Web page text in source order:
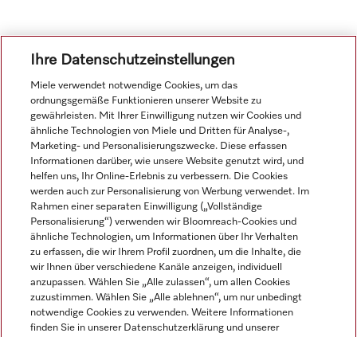
Navigation
Service
Ihre Datenschutzeinstellungen
Miele verwendet notwendige Cookies, um das
ordnungsgemäße Funktionieren unserer Website zu
gewährleisten. Mit Ihrer Einwilligung nutzen wir Cookies und
ähnliche Technologien von Miele und Dritten für Analyse-,
Marketing- und Personalisierungszwecke. Diese erfassen
Informationen darüber, wie unsere Website genutzt wird, und
helfen uns, Ihr Online-Erlebnis zu verbessern. Die Cookies
werden auch zur Personalisierung von Werbung verwendet. Im
Rahmen einer separaten Einwilligung („Vollständige
Personalisierung“) verwenden wir Bloomreach-Cookies und
ähnliche Technologien, um Informationen über Ihr Verhalten
zu erfassen, die wir Ihrem Profil zuordnen, um die Inhalte, die
wir Ihnen über verschiedene Kanäle anzeigen, individuell
anzupassen. Wählen Sie „Alle zulassen“, um allen Cookies
zuzustimmen. Wählen Sie „Alle ablehnen“, um nur unbedingt
notwendige Cookies zu verwenden. Weitere Informationen
finden Sie in unserer Datenschutzerklärung und unserer